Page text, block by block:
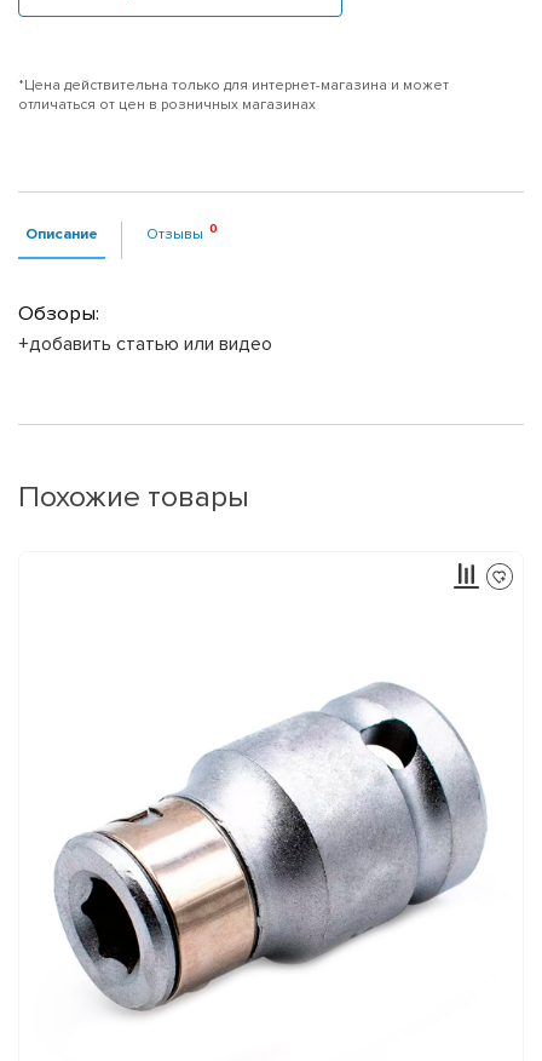
*Цена действительна только для интернет-магазина и может
отличаться от цен в розничных магазинах
Описание Отзывы
Обзоры:
+добавить статью или видео
Похожие товары